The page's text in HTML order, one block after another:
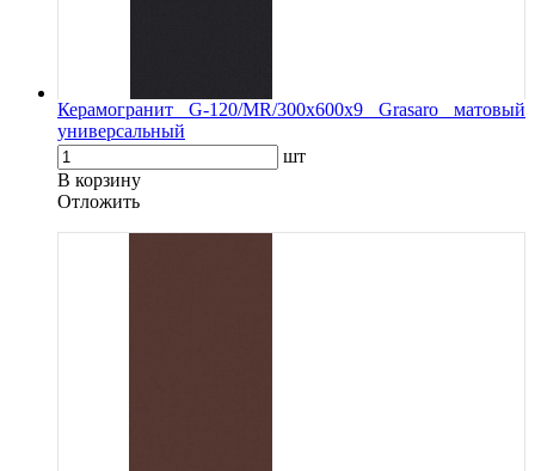
Керамогранит G-120/MR/300x600x9 Grasaro матовый
универсальный
шт
В корзину
Oтложить